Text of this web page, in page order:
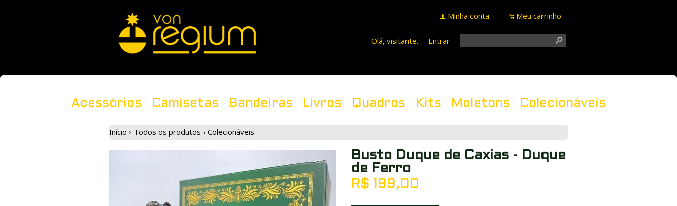
f Minha conta . Meu carrinho
Olá, visitante. Entrar s
Acessórios Camisetas Bandeiras Livros Quadros Kits Moletons Colecionáveis
Início › Todos os produtos › Colecionáveis
Busto Duque de Caxias - Duque
de Ferro
R$ 199,00